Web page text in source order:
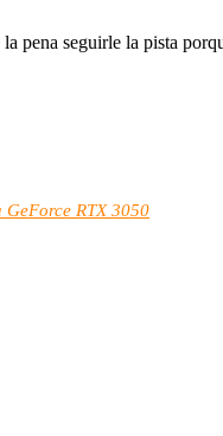
pena seguirle la pista
RTX 3050